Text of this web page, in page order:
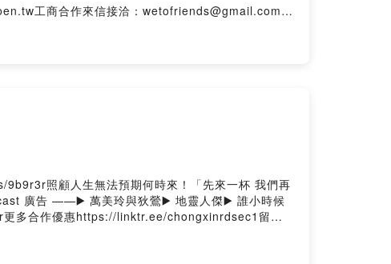
工商合作來信接洽：wetofriends@gmail.com-
照顧人生無法預期何時來！「先來一杯 我們再
廣告 ——▶️ 萬美玲與狄鶯▶️ 地靈人傑▶️ 誰小時候
多合作優惠https://linktr.ee/chongxinrdsec1留言
by Firstory Hosting